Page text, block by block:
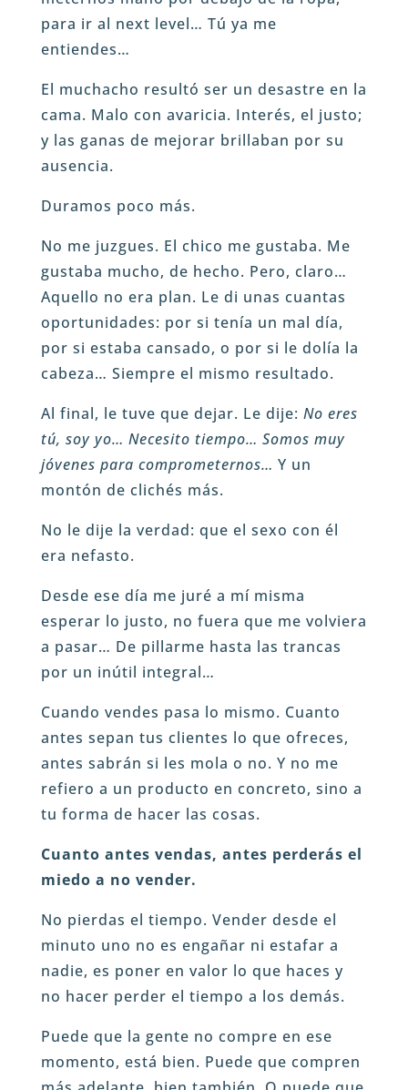
para ir al next level… Tú ya me
entiendes…
El muchacho resultó ser un desastre en la
cama. Malo con avaricia. Interés, el justo;
y las ganas de mejorar brillaban por su
ausencia.
Duramos poco más.
No me juzgues. El chico me gustaba. Me
gustaba mucho, de hecho. Pero, claro…
Aquello no era plan. Le di unas cuantas
oportunidades: por si tenía un mal día,
por si estaba cansado, o por si le dolía la
cabeza… Siempre el mismo resultado.
Al final, le tuve que dejar. Le dije: No eres
tú, soy yo… Necesito tiempo… Somos muy
jóvenes para comprometernos… Y un
montón de clichés más.
No le dije la verdad: que el sexo con él
era nefasto.
Desde ese día me juré a mí misma
esperar lo justo, no fuera que me volviera
a pasar… De pillarme hasta las trancas
por un inútil integral…
Cuando vendes pasa lo mismo. Cuanto
antes sepan tus clientes lo que ofreces,
antes sabrán si les mola o no. Y no me
refiero a un producto en concreto, sino a
tu forma de hacer las cosas.
Cuanto antes vendas, antes perderás el
miedo a no vender.
No pierdas el tiempo. Vender desde el
minuto uno no es engañar ni estafar a
nadie, es poner en valor lo que haces y
no hacer perder el tiempo a los demás.
Puede que la gente no compre en ese
momento, está bien. Puede que compren